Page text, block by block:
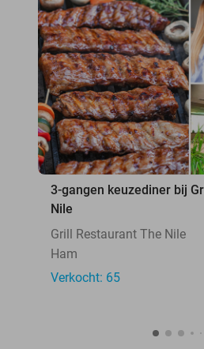
3-gangen keuzediner bij
Nile
Grill Restaurant The Nile
Ham
Verkocht: 65